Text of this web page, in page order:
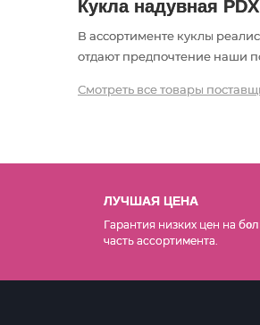
Кукла надувная
В ассортименте куклы
отдают предпочтение наши
Смотреть все товары
ЛУЧШАЯ ЦЕНА
Гарантия низких цен на бо
часть ассортимента.